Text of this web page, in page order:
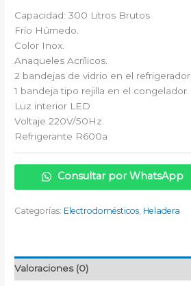
Capacidad: 300 Litros Brutos
Frío Húmedo.
Color Inox.
Anaqueles Acrílicos.
2 bandejas de vidrio en el refrigerador.
1 bandeja tipo rejilla en el congelador.
Luz interior LED
Voltaje 220V/50Hz.
Refrigerante R600a
Consultar por WhatsApp
Categorías: Electrodomésticos Heladera
Valoraciones (0)